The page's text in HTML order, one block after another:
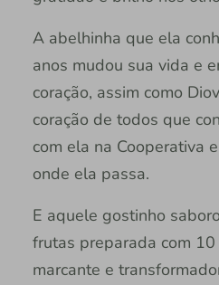
A abelhinha que ela
anos mudou sua vida e
coração, assim como
coração de todos que
com ela na Cooperativa
onde ela passa.
E aquele gostinho
frutas preparada com
marcante e